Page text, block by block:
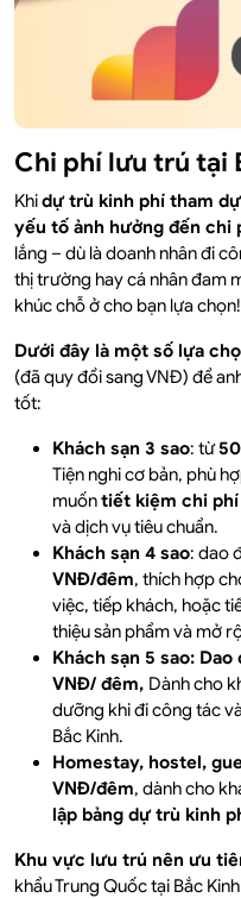
Chi phí lưu trú tại
Khidự trù kinh phí tham
yếu tố ảnh hưởng đến chi
lắng – dù là doanh nhân đi
thị trường hay cá nhân đam
khúc chỗ ở cho bạn lựa chọn!
Dưới đây là một số lựa
(đã quy đổi sang VNĐ) để
tốt:
Khách sạn 3 sao: từ
Tiện nghi cơ bản, phù
muốntiết kiệm chi phí
và dịch vụ tiêu chuẩn.
Khách sạn 4 sao: dao
VNĐ/đêm, thích hợp
việc, tiếp khách, hoặc
thiệu sản phẩm và mở
Khách sạn 5 sao:
VNĐ/ đêm, Dành cho
dưỡng khi đi công tác
Bắc Kinh.
Homestay, hostel,
VNĐ/đêm, dành cho
lập bảng dự trù kinh
Khu vực lưu trú nên ưu
khẩu Trung Quốc tại Bắc